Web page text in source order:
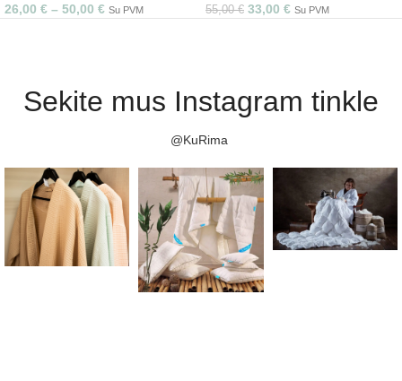
26,00 € – 50,00 € Su PVM 55,00€ 33,00 € Su PVM
Sekite mus Instagram tinkle
@KuRima